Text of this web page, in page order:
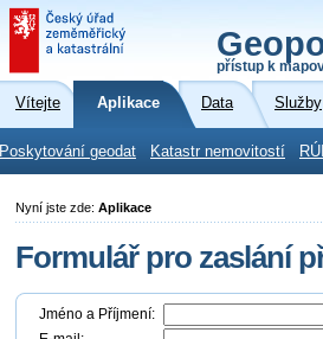
přístup k
Vítejte Aplikace Data Služby
Poskytování geodat Katastr nemovitostí
Nyní jste zde: Aplikace
Formulář pro zaslání
Jméno a Příjmení: